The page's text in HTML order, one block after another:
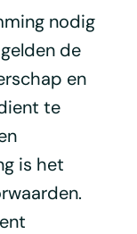
nodig
de
en
te
is het